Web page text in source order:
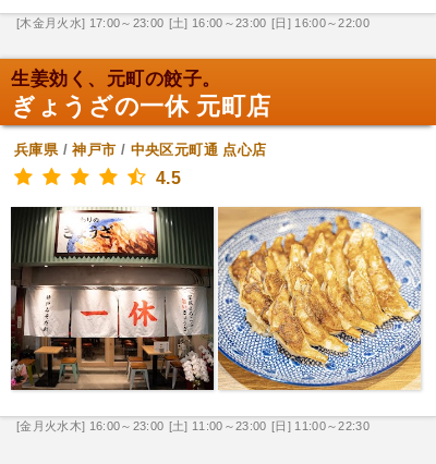
[木金月火水] 17:00～23:00 [土] 16:00～23:00 [日] 16:00～22:00
生姜効く、元町の餃子。
ぎょうざの一休 元町店
兵庫県/神戸市 / 中央区元町通 点心店
4.5
[金月火水木] 16:00～23:00 [土] 11:00～23:00 [日] 11:00～22:30